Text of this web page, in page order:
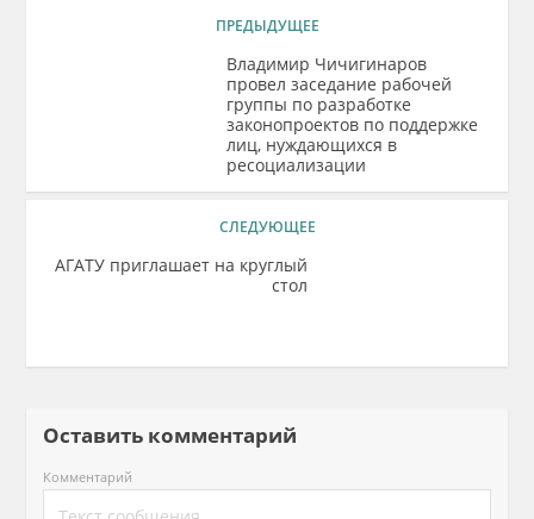
ПРЕДЫДУЩЕЕ
Владимир Чичигинаров
провел заседание рабочей
группы по разработке
законопроектов по поддержке
лиц, нуждающихся в
ресоциализации
СЛЕДУЮЩЕЕ
АГАТУ приглашает на круглый
стол
Оставить комментарий
Комментарий